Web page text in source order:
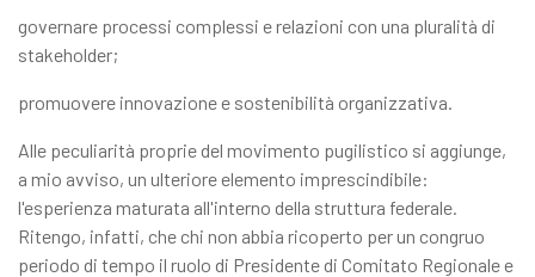
governare processi complessi e relazioni con una pluralità di
stakeholder;
promuovere innovazione e sostenibilità organizzativa.
Alle peculiarità proprie del movimento pugilistico si aggiunge,
a mio avviso, un ulteriore elemento imprescindibile:
l'esperienza maturata all'interno della struttura federale.
Ritengo, infatti, che chi non abbia ricoperto per un congruo
periodo di tempo il ruolo di Presidente di Comitato Regionale e